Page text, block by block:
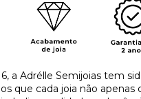
a Adrélle Semijoias tem
que cada joia não